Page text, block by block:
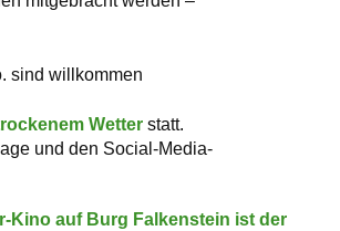
sind willkommen
Wetter statt.
und den Social-Media-
Kino auf Burg Falkenstein ist der